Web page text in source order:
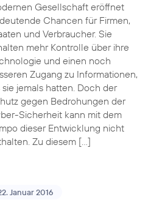
Gesellschaft eröffnet
Chancen für Firmen,
und Verbraucher. Sie
mehr Kontrolle über ihre
und einen noch
Zugang zu Informationen,
sie jemals hatten. Doch der
gegen Bedrohungen der
Sicherheit kann mit dem
dieser Entwicklung nicht
Zu diesem […]
Januar 2016